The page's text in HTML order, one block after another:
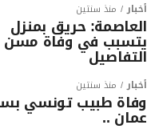
أخبار منذ سنتين
العاصمة: حريق بمنزل
يتسبب في وفاة
التفاصيل
أخبار منذ سنتين
وفاة طبيب تونسي
عمان ..